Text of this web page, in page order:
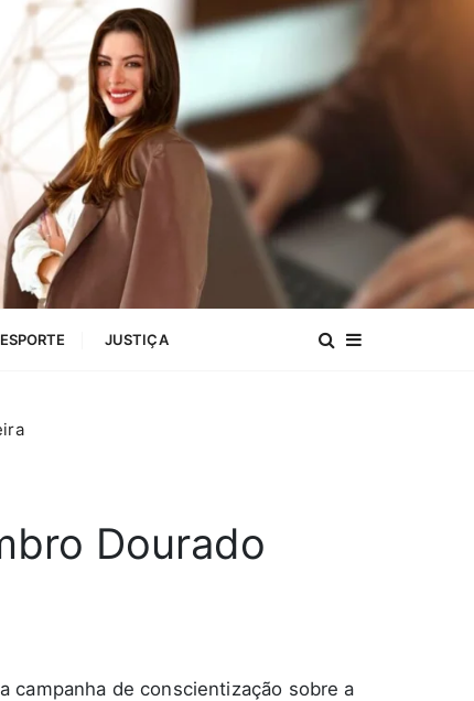
ESPORTE JUSTIÇA
Dourado
campanha de conscientização sobre a